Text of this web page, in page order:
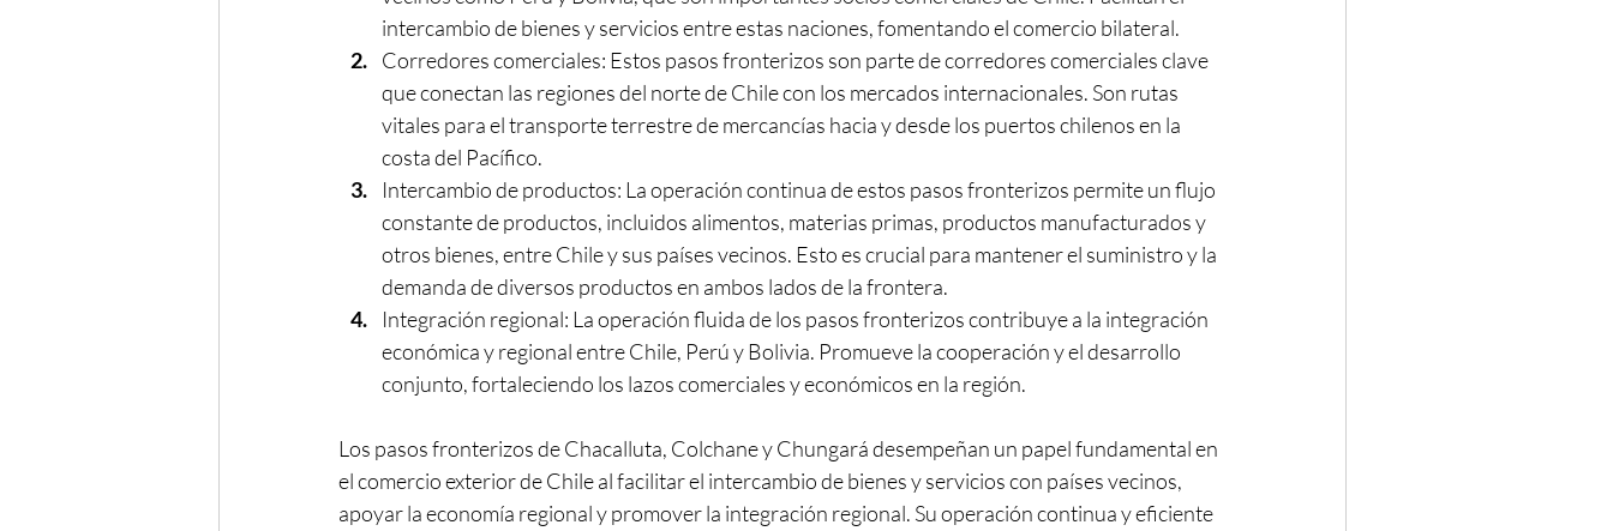
intercambio de bienes y servicios entre estas naciones, fomentando el comercio bilateral.
Corredores comerciales: Estos pasos fronterizos son parte de corredores comerciales clave
que conectan las regiones del norte de Chile con los mercados internacionales. Son rutas
vitales para el transporte terrestre de mercancías hacia y desde los puertos chilenos en la
costa del Pacífico.
Intercambio de productos: La operación continua de estos pasos fronterizos permite un flujo
constante de productos, incluidos alimentos, materias primas, productos manufacturados y
otros bienes, entre Chile y sus países vecinos. Esto es crucial para mantener el suministro y la
demanda de diversos productos en ambos lados de la frontera.
Integración regional: La operación fluida de los pasos fronterizos contribuye a la integración
económica y regional entre Chile, Perú y Bolivia. Promueve la cooperación y el desarrollo
conjunto, fortaleciendo los lazos comerciales y económicos en la región.
Los pasos fronterizos de Chacalluta, Colchane y Chungará desempeñan un papel fundamental en
el comercio exterior de Chile al facilitar el intercambio de bienes y servicios con países vecinos,
apoyar la economía regional y promover la integración regional. Su operación continua y eficiente